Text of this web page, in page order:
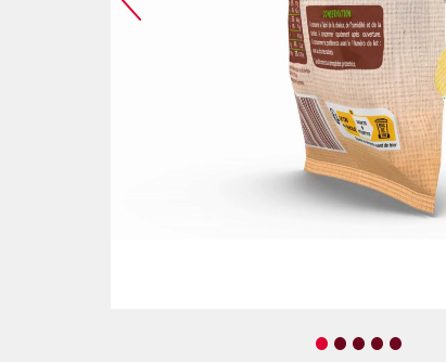
•••••